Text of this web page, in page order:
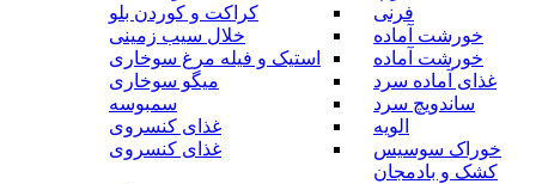
فرنی
خورشت آماده
خورشت آماده
غذای آماده سرد
ساندویچ سرد
الویه
خوراک سوسیس
کشک و بادمجان
کراکت و کوردن بلو
خلال سیب زمینی
استیک و فیله مرغ سوخاری
میگو سوخاری
سمبوسه
غذای کنسروی
غذای کنسروی